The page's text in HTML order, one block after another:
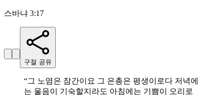
스바냐 3:17
구절 공유
“그 노염은 잠간이요 그 은총은 평생이로다 저녁에
는 울음이 기숙할지라도 아침에는 기쁨이 오리로